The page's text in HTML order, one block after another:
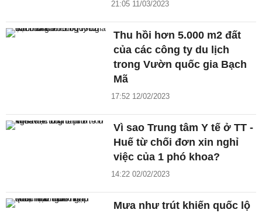
21:05 11/03/2023
Thu hồi hơn 5.000 m2 đất
của các công ty du lịch
trong Vườn quốc gia Bạch
Mã
17:52 12/02/2023
Vì sao Trung tâm Y tế ở TT -
Huế từ chối đơn xin nghỉ
việc của 1 phó khoa?
14:22 02/02/2023
Mưa như trút khiến quốc lộ